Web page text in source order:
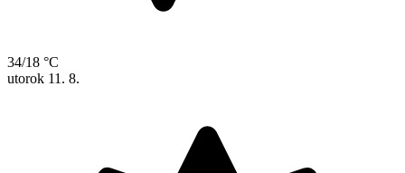
34/18 °C
utorok 11. 8.